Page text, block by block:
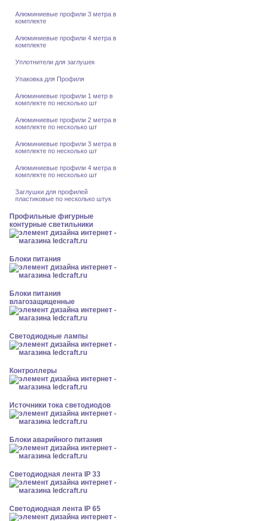
Алюминиевые профили 3 метра в
комплекте
Алюминиевые профили 4 метра в
комплекте
Уплотнители для заглушек
Упаковка для Профиля
Алюминиевые профили 1 метр в
комплекте по несколько шт
Алюминиевые профили 2 метра в
комплекте по несколько шт
Алюминиевые профили 3 метра в
комплекте по несколько шт
Алюминиевые профили 4 метра в
комплекте по несколько шт
Заглушки для профилей
пластиковые по несколько штук
Профильные фигурные
контурные светильники
Блоки питания
Блоки питания
влагозащищенные
Светодиодные лампы
Контроллеры
Источники тока светодиодов
Блоки аварийного питания
Светодиодная лента IP 33
Светодиодная лента IP 65